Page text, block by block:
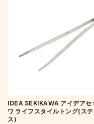
IDEA SEKIKAWA アイデアセ
ワ ライフスタイルトング(ステ
ス)